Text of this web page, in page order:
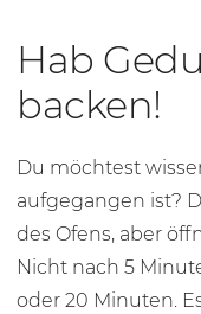
Hab
backen!
Du möchtest
aufgegangen ist?
des Ofens, aber
Nicht nach 5
oder 20 Minuten.